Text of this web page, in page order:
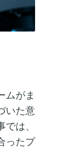
ムがま
いた意
は、
ったプ